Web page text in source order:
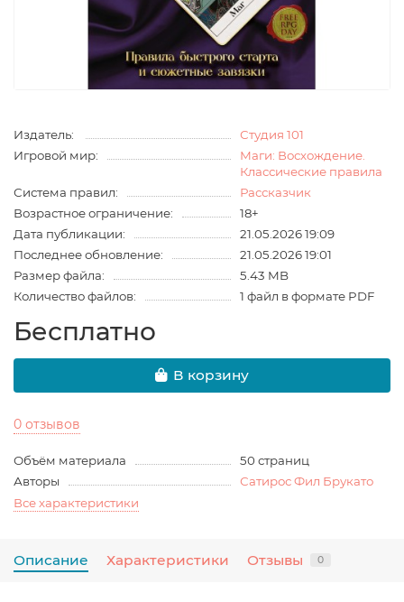
Издатель:
Студия 101
Игровой мир:
Маги: Восхождение.
Классические правила
Система правил:
Рассказчик
Возрастное ограничение:
18+
Дата публикации:
21.05.2026 19:09
Последнее обновление:
21.05.2026 19:01
Размер файла:
5.43 MB
Количество файлов:
1 файл в формате PDF
Бесплатно
В корзину
0 отзывов
Объём материала
50 страниц
Авторы
Сатирос Фил Брукато
Все характеристики
Описание Характеристики Отзывы 0